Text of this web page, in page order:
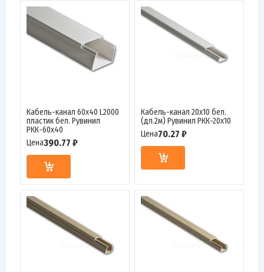
Кабель-канал 60х40 L2000
пластик бел. Рувинил
РКК-60х40
Цена390.77 ₽
Кабель-канал 20х10 бел.
(дл.2м) Рувинил РКК-20х10
Цена70.27 ₽